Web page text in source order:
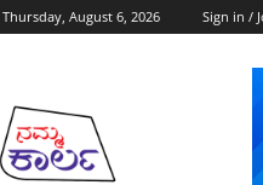
Thursday, August 6, 2026 Sign in /